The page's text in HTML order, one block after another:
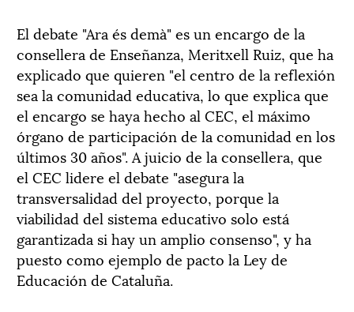
El debate "Ara és demà" es un encargo de la
consellera de Enseñanza, Meritxell Ruiz, que ha
explicado que quieren "el centro de la reflexión
sea la comunidad educativa, lo que explica que
el encargo se haya hecho al CEC, el máximo
órgano de participación de la comunidad en los
últimos 30 años". A juicio de la consellera, que
el CEC lidere el debate "asegura la
transversalidad del proyecto, porque la
viabilidad del sistema educativo solo está
garantizada si hay un amplio consenso", y ha
puesto como ejemplo de pacto la Ley de
Educación de Cataluña.